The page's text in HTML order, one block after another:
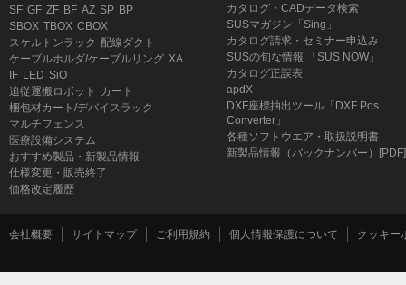
SF GF ZF BF AZ SP BP
SBOX TBOX CBOX
スケルトンラック 配線ダクト
ケーブルホルダ/ケーブルリング XA
IF LED SiO
追従運搬ロボット
カート
梱包材カート/デバイスラック
マルチフェンス
医療設備システム
おすすめ製品・新製品情報
仕様変更・販売終了
価格改定履歴
カタログ・CADデータ検索
SUSマガジン「Sing」
カタログ請求・セミナー申込み
SUSの旬な情報 「SUS NOW」
カタログ正誤表
apdX
DXF座標抽出ツール「DXF Pos
Converter」
各種ソフトウエア・取扱説明書
新製品情報（バックナンバー）[PDF]
会社概要 サイトマップ ご利用規約 個人情報保護について クッキー